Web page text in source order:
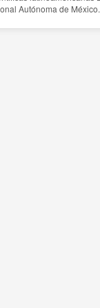
Autónoma de México.